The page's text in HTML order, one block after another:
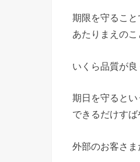
期限を守ること
あたりまえの
いくら品質が
期日を守るとい
できるだけすば
外部のお客さま